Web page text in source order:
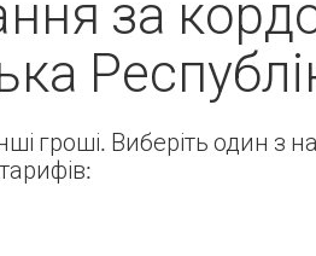
гроші. Виберіть один з
тарифів: